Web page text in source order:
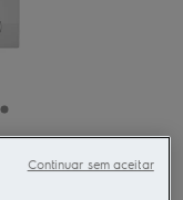
Continuar sem aceitar